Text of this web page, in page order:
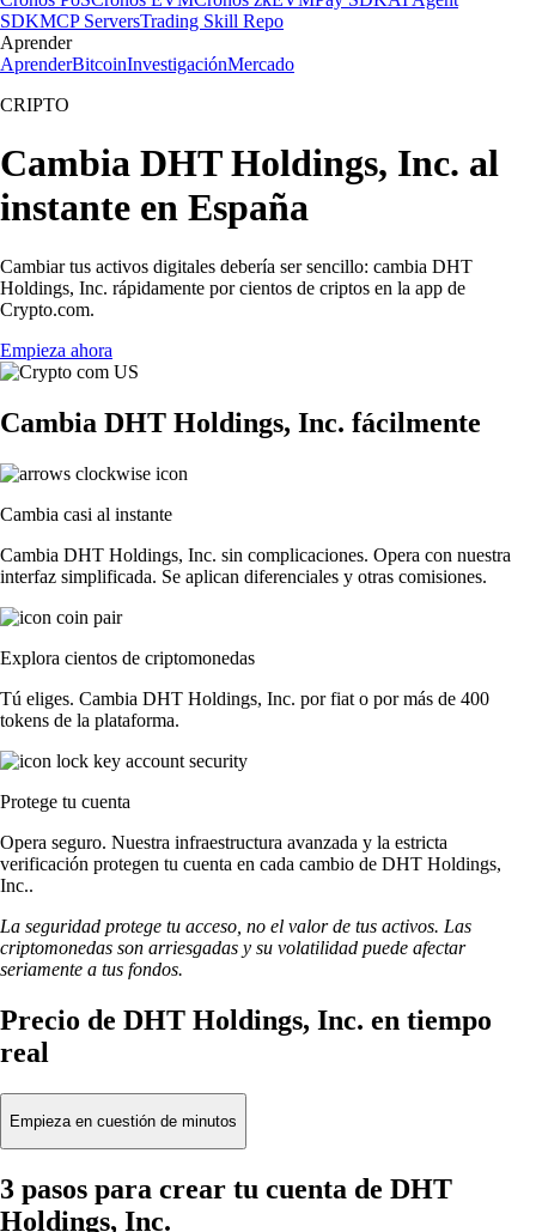
SDKMCP ServersTrading Skill Repo
Aprender
AprenderBitcoinInvestigaciónMercado
CRIPTO
Cambia DHT Holdings, Inc. al
instante en España
Cambiar tus activos digitales debería ser sencillo: cambia DHT
Holdings, Inc. rápidamente por cientos de criptos en la app de
Crypto.com.
Empieza ahora
Cambia DHT Holdings, Inc. fácilmente
Cambia casi al instante
Cambia DHT Holdings, Inc. sin complicaciones. Opera con nuestra
interfaz simplificada. Se aplican diferenciales y otras comisiones.
Explora cientos de criptomonedas
Tú eliges. Cambia DHT Holdings, Inc. por fiat o por más de 400
tokens de la plataforma.
Protege tu cuenta
Opera seguro. Nuestra infraestructura avanzada y la estricta
verificación protegen tu cuenta en cada cambio de DHT Holdings,
Inc..
La seguridad protege tu acceso, no el valor de tus activos. Las
criptomonedas son arriesgadas y su volatilidad puede afectar
seriamente a tus fondos.
Precio de DHT Holdings, Inc. en tiempo
real
Empieza en cuestión de minutos
3 pasos para crear tu cuenta de DHT
Holdings, Inc.